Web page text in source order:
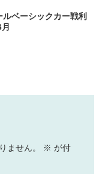
ベーシックカー戦利
ません。 ※ が付